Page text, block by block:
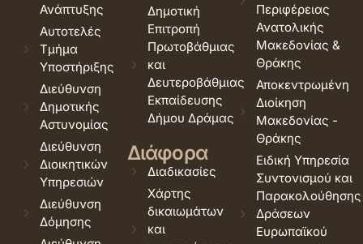
Ανάπτυξης
Αυτοτελές
Τμήμα
Υποστήριξης
Διεύθυνση
Δημοτικής
Αστυνομίας
Διεύθυνση
Διοικητικών
Υπηρεσιών
Διεύθυνση
Δόμησης
Δημοτική
Επιτροπή
Πρωτοβάθμιας
και
Δευτεροβάθμιας
Εκπαίδευσης
Δήμου Δράμας
Διάφορα
Διαδικασίες
Χάρτης
δικαιωμάτων
και
Περιφέρειας
Ανατολικής
Μακεδονίας &
Θράκης
Αποκεντρωμένη
Διοίκηση
Μακεδονίας -
Θράκης
Ειδική Υπηρεσία
Συντονισμού και
Παρακολούθησης
Δράσεων
Ευρωπαϊκού